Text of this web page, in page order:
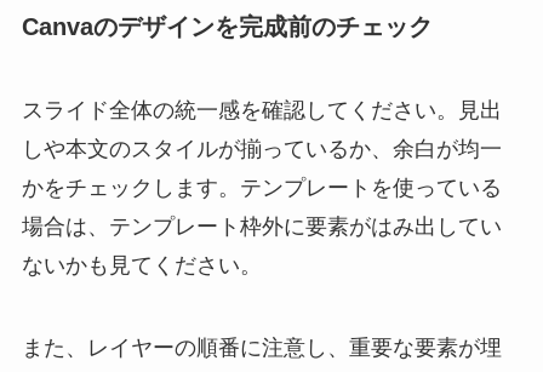
Canvaのデザインを完成前のチェック
スライド全体の統一感を確認してください。見出
しや本文のスタイルが揃っているか、余白が均一
かをチェックします。テンプレートを使っている
場合は、テンプレート枠外に要素がはみ出してい
ないかも見てください。
また、レイヤーの順番に注意し、重要な要素が埋